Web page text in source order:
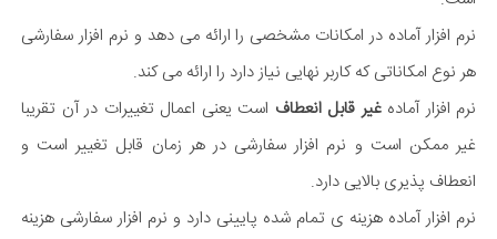
نرم افزار آماده در امکانات مشخصی را ارائه می دهد و نرم افزار سفارشی
هر نوع امکاناتی که کاربر نهایی نیاز دارد را ارائه می کند.
نرم افزار آمادهغیر قابل انعطاف است یعنی اعمال تغییرات در آن تقریبا
غیر ممکن است و نرم افزار سفارشی در هر زمان قابل تغییر است و
انعطاف پذیری بالایی دارد.
نرم افزار آماده هزینه ی تمام شده پایینی دارد و نرم افزار سفارشی هزینه